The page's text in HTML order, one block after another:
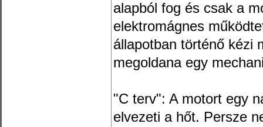
alapból fog és csak a
elektromágnes
állapotban történő kézi
megoldana egy
"C terv": A motort egy
elvezeti a hőt. Persze